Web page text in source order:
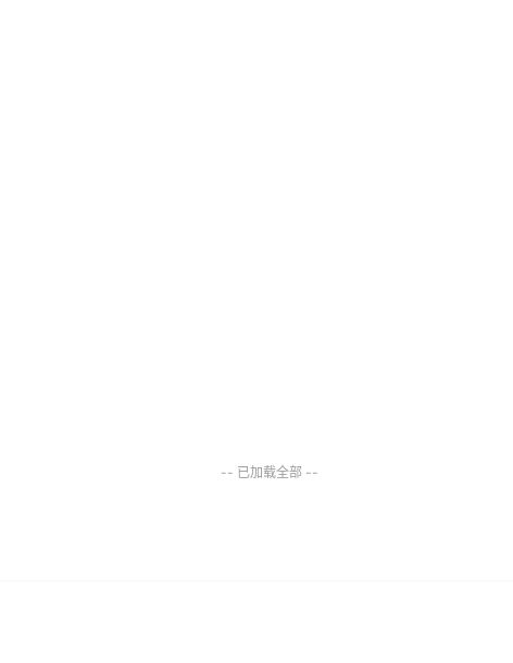
-- 已加载全部 --